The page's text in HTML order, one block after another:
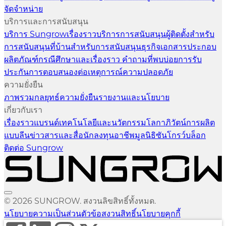
จัดจำหน่าย
บริการและการสนับสนุน
บริการ Sungrowเรื่องราวบริการการสนับสนุนผู้ติดตั้งสำหรับ
การสนับสนุนที่บ้านสำหรับการสนับสนุนธุรกิจเอกสารประกอบ
ผลิตภัณฑ์กรณีศึกษาและเรื่องราว คำถามที่พบบ่อยการรับ
ประกันการตอบสนองต่อเหตุการณ์ความปลอดภัย
ความยั่งยืน
ภาพรวมกลยุทธ์ความยั่งยืนรายงานและนโยบาย
เกี่ยวกับเรา
เรื่องราวแบรนด์เทคโนโลยีและนวัตกรรมโลกาภิวัตน์การผลิต
แบบลีนข่าวสารและสื่อนักลงทุนอาชีพมูลนิธิซันโกรว์บล็อก
ติดต่อ Sungrow
© 2026 SUNGROW. สงวนลิขสิทธิ์ทั้งหมด.
นโยบายความเป็นส่วนตัวข้อสงวนสิทธิ์นโยบายคุกกี้